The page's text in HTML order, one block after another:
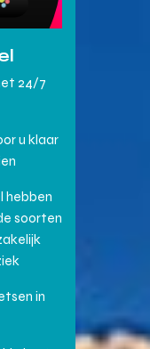
24/7
u klaar
hebben
soorten
in